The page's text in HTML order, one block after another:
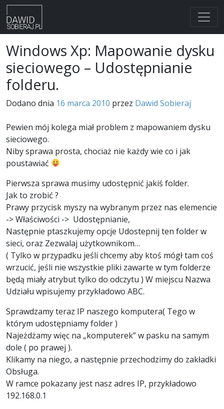
to
content
Windows Xp: Mapowanie dysku
sieciowego – Udostępnianie
folderu.
Dodano dnia 16 marca 2010 przez Dawid Sobieraj
Pewien mój kolega miał problem z mapowaniem dysku
sieciowego.
Niby sprawa prosta, chociaż nie każdy wie co i jak
poustawiać
Pierwsza sprawa musimy udostępnić jakiś folder.
Jak to zrobić ?
Prawy przycisk myszy na wybranym przez nas elemencie
-> Właściwości -> Udostępnianie,
Następnie ptaszkujemy opcje Udostepnij ten folder w
sieci, oraz Zezwalaj użytkownikom…
( Tylko w przypadku jeśli chcemy aby ktoś mógł tam coś
wrzucić, jeśli nie wszystkie pliki zawarte w tym folderze
będą miały atrybut tylko do odczytu ) W miejscu Nazwa
Udziału wpisujemy przykładowo ABC.
Sprawdzamy teraz IP naszego komputera( Tego w
którym udostępniamy folder )
Najeżdżamy więc na „komputerek” w pasku na samym
dole ( po prawej ).
Klikamy na niego, a następnie przechodzimy do zakładki
Obsługa.
W ramce pokazany jest nasz adres IP, przykładowo
192.168.0.1